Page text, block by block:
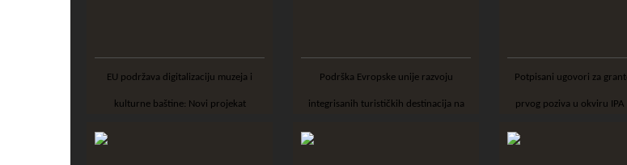
EU podržava digitalizaciju muzeja i
kulturne baštine: Novi projekat
Podrška Evropske unije razvoju
integrisanih turističkih destinacija na
Potpisani ugovori za grantove nakon
prvog poziva u okviru IPA